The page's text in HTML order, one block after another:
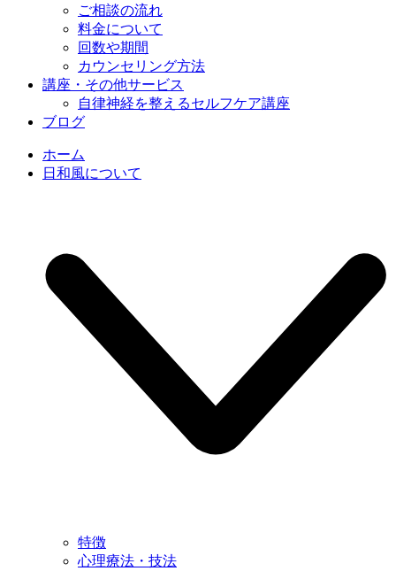
ご相談の流れ
料金について
回数や期間
カウンセリング方法
講座・その他サービス
自律神経を整えるセルフケア講座
ブログ
ホーム
日和風について
特徴
心理療法・技法